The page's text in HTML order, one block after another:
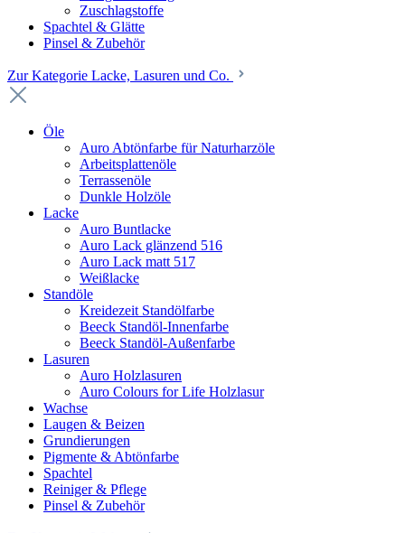
Zuschlagstoffe
Spachtel & Glätte
Pinsel & Zubehör
Zur Kategorie Lacke, Lasuren und Co.
Öle
Auro Abtönfarbe für Naturharzöle
Arbeitsplattenöle
Terrassenöle
Dunkle Holzöle
Lacke
Auro Buntlacke
Auro Lack glänzend 516
Auro Lack matt 517
Weißlacke
Standöle
Kreidezeit Standölfarbe
Beeck Standöl-Innenfarbe
Beeck Standöl-Außenfarbe
Lasuren
Auro Holzlasuren
Auro Colours for Life Holzlasur
Wachse
Laugen & Beizen
Grundierungen
Pigmente & Abtönfarbe
Spachtel
Reiniger & Pflege
Pinsel & Zubehör